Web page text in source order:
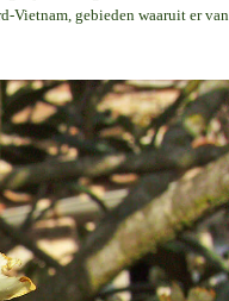
Vietnam, gebieden waaruit er van